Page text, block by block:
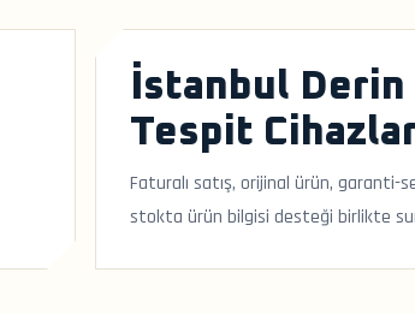
İstanbul
Tespit
Faturalı satış, orijinal ürün,
stokta ürün bilgisi desteği birlikte